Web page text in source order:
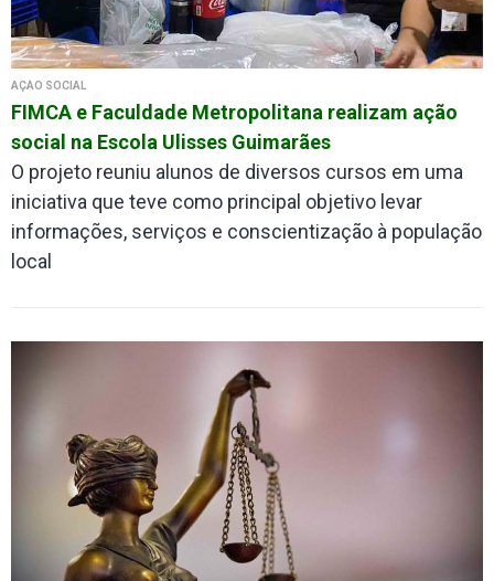
AÇÃO SOCIAL
FIMCA e Faculdade Metropolitana realizam ação
social na Escola Ulisses Guimarães
O projeto reuniu alunos de diversos cursos em uma
iniciativa que teve como principal objetivo levar
informações, serviços e conscientização à população
local